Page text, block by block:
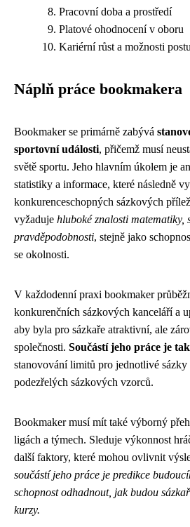
Pracovní doba a prostředí
Platové ohodnocení v oboru
Kariérní růst a možnosti
Náplň práce bookmakera
Bookmaker se primárně zabývá
sportovní události, přičemž musí
světě sportu. Jeho hlavním úkolem je
statistiky a informace, které následně
konkurenceschopných sázkových
vyžaduje hluboké znalosti matematiky,
pravděpodobnosti, stejně jako
se okolnosti.
V každodenní praxi bookmaker
konkurenčních sázkových kanceláří a
aby byla pro sázkaře atraktivní, ale
společnosti. Součástí jeho práce je
stanovování limitů pro jednotlivé
podezřelých sázkových vzorců.
Bookmaker musí mít také výborný
ligách a týmech. Sleduje výkonnost
další faktory, které mohou ovlivnit
součástí jeho práce je predikce
schopnost odhadnout, jak budou
kurzy.